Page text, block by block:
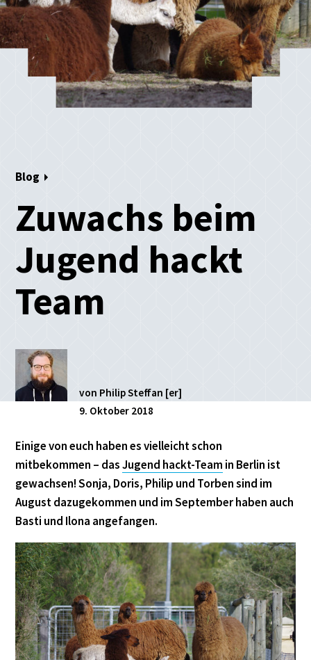
Blog
Zuwachs beim
Jugend hackt
Team
von Philip Steffan [er]
9. Oktober 2018
Einige von euch haben es vielleicht schon
mitbekommen – dasJugend hackt-Team in Berlin ist
gewachsen! Sonja, Doris, Philip und Torben sind im
August dazugekommen und im September haben auch
Basti und Ilona angefangen.